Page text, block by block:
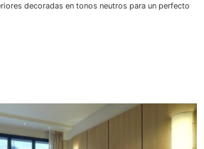
decoradas en tonos neutros para un perfecto